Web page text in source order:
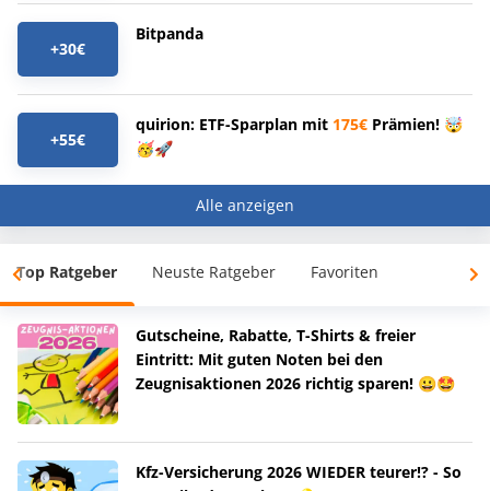
+30€
Bitpanda
+55€
quirion: ETF-Sparplan mit 175€ Prämien! 🤯
🥳🚀
Alle anzeigen
Top Ratgeber Neuste Ratgeber Favoriten
Gutscheine, Rabatte, T-Shirts & freier
Eintritt: Mit guten Noten bei den
Zeugnisaktionen 2026 richtig sparen! 😀🤩
Kfz-Versicherung 2026 WIEDER teurer!? - So